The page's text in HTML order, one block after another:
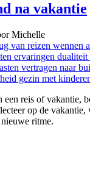
na vakantie
Michelle
reis of vakantie,
op de vakantie,
ritme.